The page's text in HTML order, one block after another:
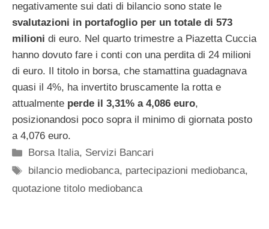
negativamente sui dati di bilancio sono state le
svalutazioni in portafoglio per un totale di 573
milioni di euro. Nel quarto trimestre a Piazetta Cuccia
hanno dovuto fare i conti con una perdita di 24 milioni
di euro. Il titolo in borsa, che stamattina guadagnava
quasi il 4%, ha invertito bruscamente la rotta e
attualmente perde il 3,31% a 4,086 euro,
posizionandosi poco sopra il minimo di giornata posto
a 4,076 euro.
Categorie
Borsa Italia, Servizi Bancari
Tag
bilancio mediobanca, partecipazioni mediobanca,
quotazione titolo mediobanca